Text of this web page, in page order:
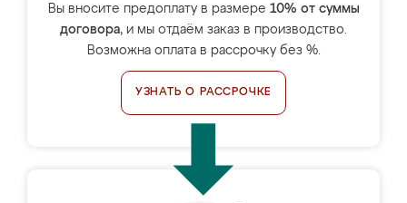
Вы вносите предоплату в размере 10% от суммы
договора, и мы отдаём заказ в производство.
Возможна оплата в рассрочку без %.
УЗНАТЬ О РАССРОЧКЕ